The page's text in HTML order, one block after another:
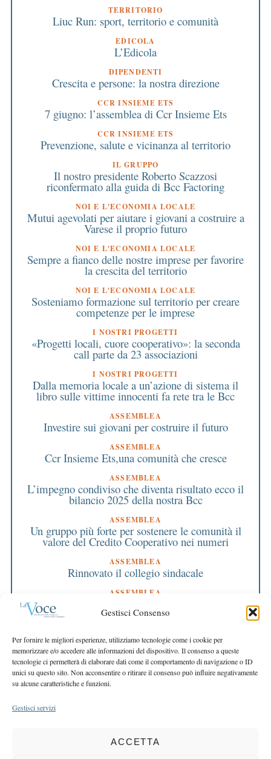
Gestisci Consenso
Per fornire le migliori esperienze, utilizziamo tecnologie come i cookie per
memorizzare e/o accedere alle informazioni del dispositivo. Il consenso a queste
tecnologie ci permetterà di elaborare dati come il comportamento di navigazione o ID
unici su questo sito. Non acconsentire o ritirare il consenso può influire negativamente
su alcune caratteristiche e funzioni.
Gestisci servizi
ACCETTA
TERRITORIO
Liuc Run: sport, territorio e comunità
EDICOLA
L’Edicola
DIPENDENTI
Crescita e persone: la nostra direzione
CCR INSIEME ETS
7 giugno: l’assemblea di Ccr Insieme Ets
CCR INSIEME ETS
Prevenzione, salute e vicinanza al territorio
IL GRUPPO
Il nostro presidente Roberto Scazzosi
riconfermato alla guida di Bcc Factoring
NOI E L'ECONOMIA LOCALE
Mutui agevolati per aiutare i giovani a costruire a
Varese il proprio futuro
NOI E L'ECONOMIA LOCALE
Sempre a fianco delle nostre imprese per favorire
la crescita del territorio
NOI E L'ECONOMIA LOCALE
Sosteniamo formazione sul territorio per creare
competenze per le imprese
I NOSTRI PROGETTI
«Progetti locali, cuore cooperativo»: la seconda
call parte da 23 associazioni
I NOSTRI PROGETTI
Dalla memoria locale a un’azione di sistema il
libro sulle vittime innocenti fa rete tra le Bcc
ASSEMBLEA
Investire sui giovani per costruire il futuro
ASSEMBLEA
Ccr Insieme Ets,una comunità che cresce
ASSEMBLEA
L’impegno condiviso che diventa risultato ecco il
bilancio 2025 della nostra Bcc
ASSEMBLEA
Un gruppo più forte per sostenere le comunità il
valore del Credito Cooperativo nei numeri
ASSEMBLEA
Rinnovato il collegio sindacale
ASSEMBLEA
Bilancio approvato all’unanimità e 2 milioni
destinati al territorio
EDITORIALE DIRETTORE
Crescere restando riconoscibili
EDITORIALE PRESIDENTE
Costruire futuro insieme
COPYRIGHT 2025 LA VOCE |PRIVACY